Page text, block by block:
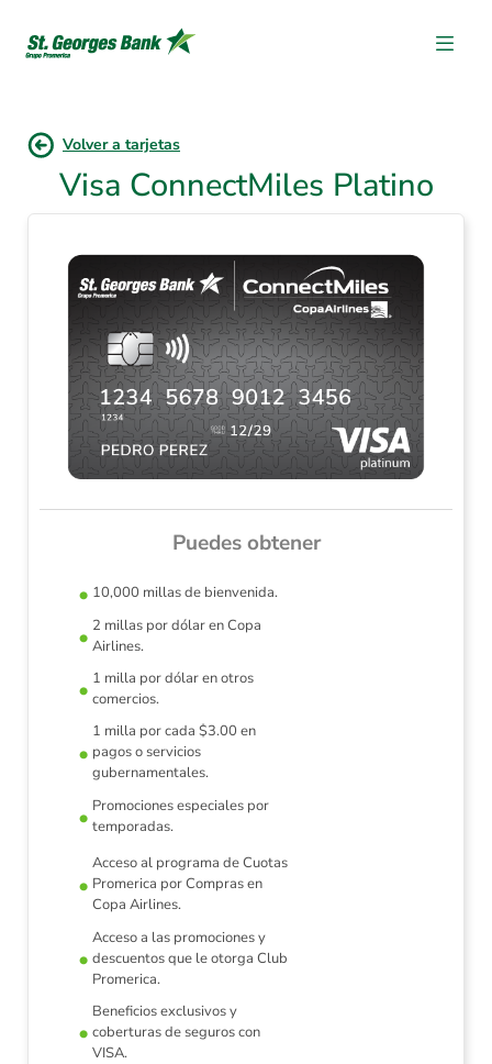
Volver a tarjetas
Visa ConnectMiles Platino
Puedes obtener
10,000 millas de bienvenida.
2 millas por dólar en Copa
Airlines.
1 milla por dólar en otros
comercios.
1 milla por cada $3.00 en
pagos o servicios
gubernamentales.
Promociones especiales por
temporadas.
Acceso al programa de Cuotas
Promerica por Compras en
Copa Airlines.
Acceso a las promociones y
descuentos que le otorga Club
Promerica.
Beneficios exclusivos y
coberturas de seguros con
VISA.